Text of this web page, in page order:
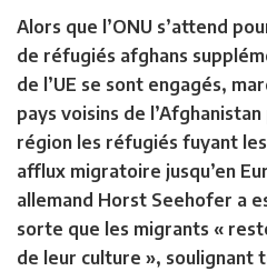
Alors que l’ONU s’attend
de réfugiés afghans
de l’UE se sont engagés,
pays voisins de
région les réfugiés fuyant
afflux migratoire jusqu’en
allemand Horst Seehofer a
sorte que les migrants «
de leur culture », soulignant